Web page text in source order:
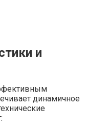
и
динамичное